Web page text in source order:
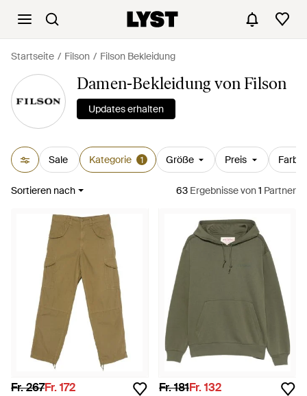
Startseite Filson Filson Bekleidung
Damen-Bekleidung von Filson
Updates erhalten
Sale Kategorie 1 Größe Preis Farbe
Sortieren nach 63 Ergebnissevon1 Partner
Fr. 267Fr. 172 Fr. 181Fr. 132